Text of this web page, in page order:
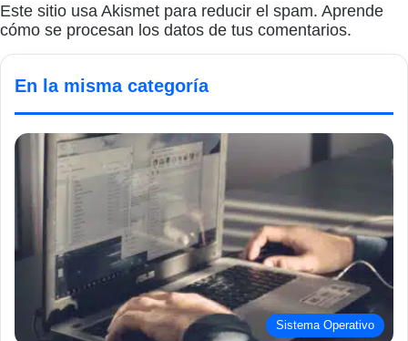
Este sitio usa Akismet para reducir el spam. Aprende
cómo se procesan los datos de tus comentarios.
En la misma categoría
Sistema Operativo